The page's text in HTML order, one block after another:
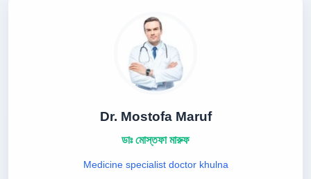
Dr. Mostofa Maruf
ডাঃ মোস্তফা মারুফ
Medicine specialist doctor khulna